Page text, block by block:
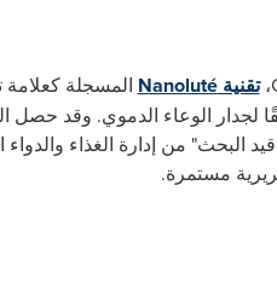
،تقنيةNanoluté المسجلة
لجدار الوعاء الدموي. وقد حصل
البحث" من إدارة الغذاء والدواء
مستمرة.